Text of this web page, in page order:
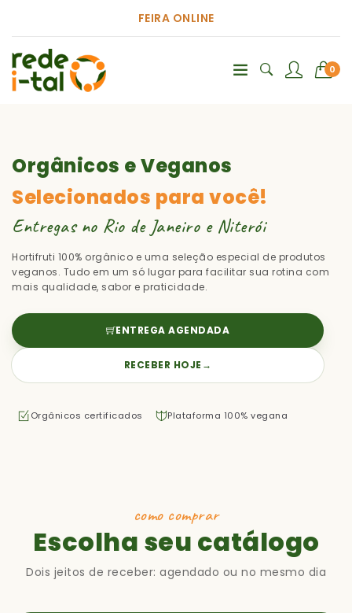
FEIRA ONLINE
0
Orgânicos e Veganos
Selecionados para você!
Entregas no Rio de Janeiro e Niterói
Hortifruti 100% orgânico e uma seleção especial de produtos
veganos. Tudo em um só lugar para facilitar sua rotina com
mais qualidade, sabor e praticidade.
ENTREGA AGENDADA
RECEBER HOJE →
Orgânicos certificados Plataforma 100% vegana
como comprar
Escolha seu catálogo
Dois jeitos de receber: agendado ou no mesmo dia